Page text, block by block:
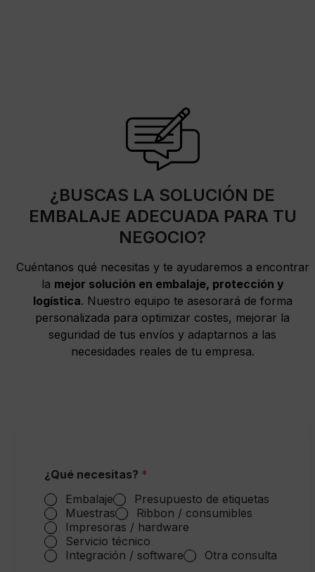
¿BUSCAS LA SOLUCIÓN DE
EMBALAJE ADECUADA PARA TU
NEGOCIO?
Cuéntanos qué necesitas y te ayudaremos a encontrar
la mejor solución en embalaje, protección y
logística. Nuestro equipo te asesorará de forma
personalizada para optimizar costes, mejorar la
seguridad de tus envíos y adaptarnos a las
necesidades reales de tu empresa.
¿Qué necesitas? *
Embalaje
Presupuesto de etiquetas
Muestras
Ribbon / consumibles
Impresoras / hardware
Servicio técnico
Integración / software
Otra consulta